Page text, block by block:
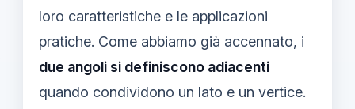
loro caratteristiche e le applicazioni
pratiche. Come abbiamo già accennato, i
due angoli si definiscono adiacenti
quando condividono un lato e un vertice.